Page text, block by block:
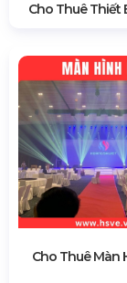
Cho Thuê Thiết
Cho Thuê Màn